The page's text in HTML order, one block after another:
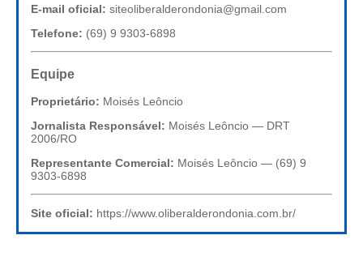
E-mail oficial: siteoliberalderondonia@gmail.com
Telefone: (69) 9 9303-6898
Equipe
Proprietário: Moisés Leôncio
Jornalista Responsável: Moisés Leôncio — DRT
2006/RO
Representante Comercial: Moisés Leôncio — (69) 9
9303-6898
Site oficial: https://www.oliberalderondonia.com.br/